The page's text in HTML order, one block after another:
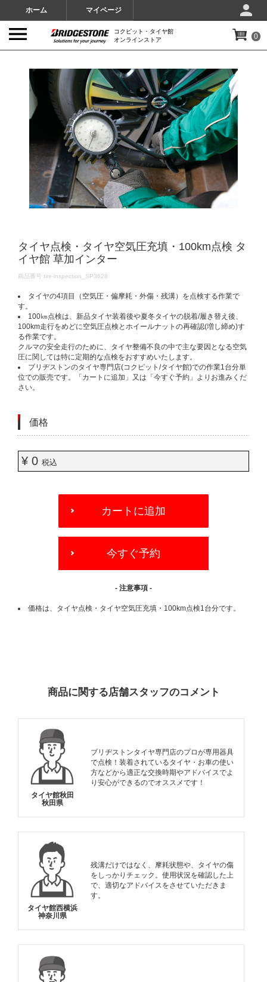
ホーム マイページ
コクピット・タイヤ館
オンラインストア
0
タイヤ点検・タイヤ空気圧充填・100km点検 タ
イヤ館 草加インター
DETAILS
商品番号 tire-inspection_SP3628
タイヤの4項目（空気圧・偏摩耗・外傷・残溝）を点検する作業で
す。​
100㎞点検は、新品タイヤ装着後や夏冬タイヤの脱着/履き替え後、
100km走行をめどに空気圧点検とホイールナットの再確認(増し締め)す
る作業です。​
クルマの安全走行のために、タイヤ整備不良の中で主な要因となる空気
圧に関しては特に定期的な点検をおすすめいたします。​
ブリヂストンのタイヤ専門店(コクピット/タイヤ館)での作業1台分単
位での販売です。「カートに追加」又は「今すぐ予約」よりお進みくだ
さい。​
価格
¥ 0 税込
OPTIONS
カートに追加
今すぐ予約
- 注意事項 -
価格は、タイヤ点検・タイヤ空気圧充填・100km点検1台分です。
商品に関する店舗スタッフのコメント
タイヤ館秋田
秋田県
ブリヂストンタイヤ専門店のプロが専用器具
で点検！装着されているタイヤ・お車の使い
方などから適正な交換時期やアドバイスでよ
り安心ができるのでオススメです！
タイヤ館西横浜
神奈川県
残溝だけではなく、摩耗状態や、タイヤの傷
をしっかりチェック。使用状況を確認した上
で、適切なアドバイスをさせていただきま
す。